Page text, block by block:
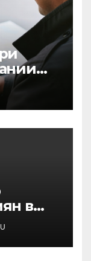
в
дней